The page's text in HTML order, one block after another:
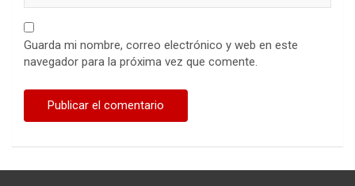
Guarda mi nombre, correo electrónico y web en este
navegador para la próxima vez que comente.